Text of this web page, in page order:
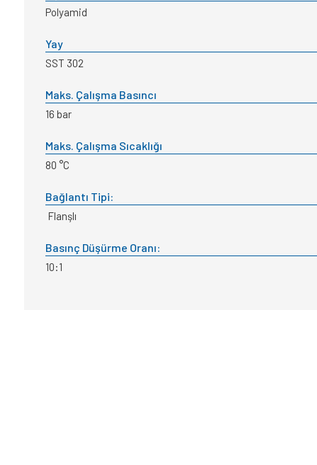
Polyamid
Yay
SST 302
Maks. Çalışma Basıncı
16 bar
Maks. Çalışma Sıcaklığı
80 °C
Bağlantı Tipi:
Flanşlı
Basınç Düşürme Oranı:
10:1